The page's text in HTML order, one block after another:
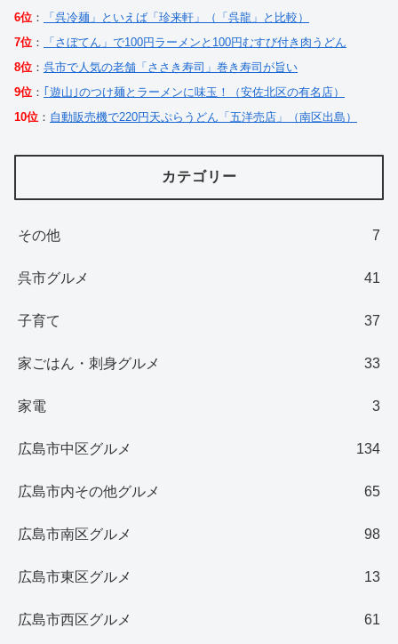
6位 ：
「呉冷麺」といえば「珍来軒」（「呉龍」と比較）
7位 ：
「さぼてん」で100円ラーメンと100円むすび付き肉うどん
8位 ： 呉市で人気の老舗「ささき寿司」巻き寿司が旨い
9位 ： ｢遊山｣のつけ麺とラーメンに味玉！（安佐北区の有名店）
10位 ： 自動販売機で220円天ぷらうどん「五洋売店」（南区出島）
カテゴリー
その他 7
呉市グルメ 41
子育て 37
家ごはん・刺身グルメ 33
家電 3
広島市中区グルメ 134
広島市内その他グルメ 65
広島市南区グルメ 98
広島市東区グルメ 13
広島市西区グルメ 61